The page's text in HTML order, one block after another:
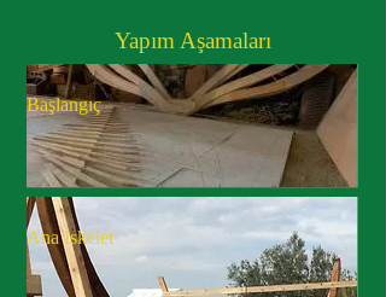
Yapım Aşamaları
Başlangıç
Ana İskelet